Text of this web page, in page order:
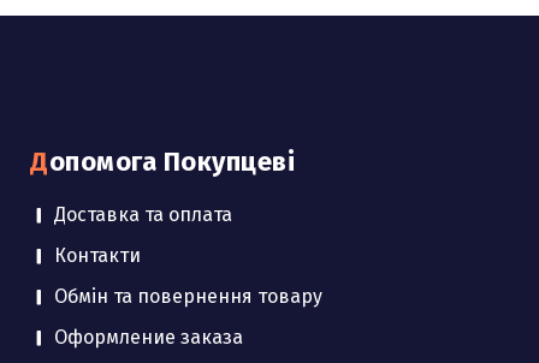
Допомога Покупцеві
Доставка та оплата
Контакти
Обмін та повернення товару
Оформление заказа